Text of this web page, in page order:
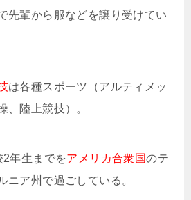
先輩から服などを譲り受けてい
は各種スポーツ（アルティメッ
、陸上競技）。
2年生までをアメリカ合衆国のテ
ニア州で過ごしている。